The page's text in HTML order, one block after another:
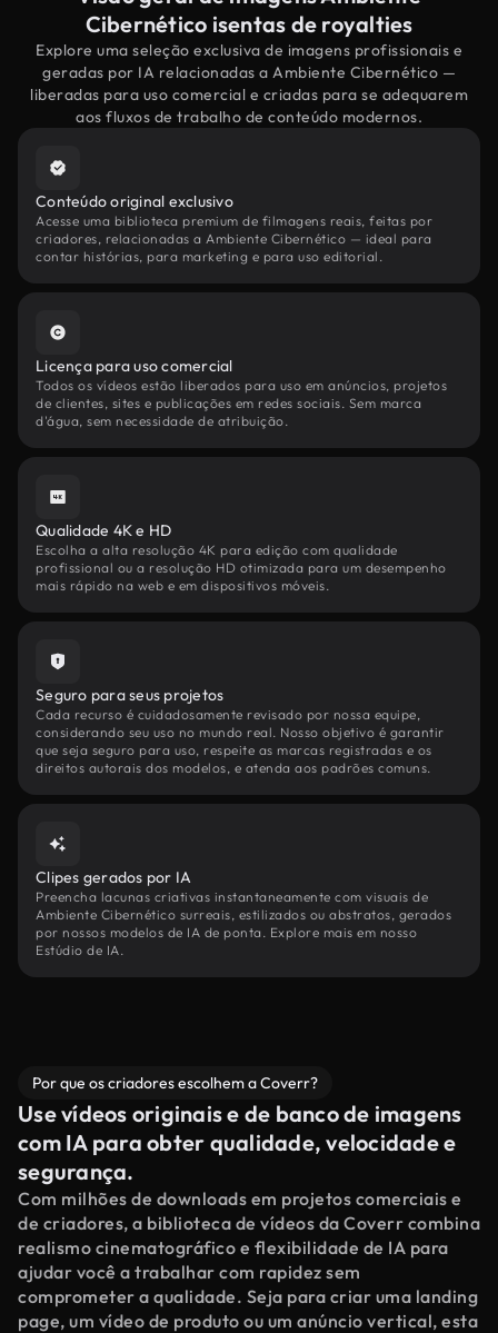
Cibernético isentas de royalties
Explore uma seleção exclusiva de imagens profissionais e
geradas por IA relacionadas a Ambiente Cibernético —
liberadas para uso comercial e criadas para se adequarem
aos fluxos de trabalho de conteúdo modernos.
Conteúdo original exclusivo
Acesse uma biblioteca premium de filmagens reais, feitas por
criadores, relacionadas a Ambiente Cibernético — ideal para
contar histórias, para marketing e para uso editorial.
Licença para uso comercial
Todos os vídeos estão liberados para uso em anúncios, projetos
de clientes, sites e publicações em redes sociais. Sem marca
d'água, sem necessidade de atribuição.
Qualidade 4K e HD
Escolha a alta resolução 4K para edição com qualidade
profissional ou a resolução HD otimizada para um desempenho
mais rápido na web e em dispositivos móveis.
Seguro para seus projetos
Cada recurso é cuidadosamente revisado por nossa equipe,
considerando seu uso no mundo real. Nosso objetivo é garantir
que seja seguro para uso, respeite as marcas registradas e os
direitos autorais dos modelos, e atenda aos padrões comuns.
Clipes gerados por IA
Preencha lacunas criativas instantaneamente com visuais de
Ambiente Cibernético surreais, estilizados ou abstratos, gerados
por nossos modelos de IA de ponta. Explore mais em nosso
Estúdio de IA.
Por que os criadores escolhem a Coverr?
Use vídeos originais e de banco de imagens
com IA para obter qualidade, velocidade e
segurança.
Com milhões de downloads em projetos comerciais e
de criadores, a biblioteca de vídeos da Coverr combina
realismo cinematográfico e flexibilidade de IA para
ajudar você a trabalhar com rapidez sem
comprometer a qualidade. Seja para criar uma landing
page, um vídeo de produto ou um anúncio vertical, esta